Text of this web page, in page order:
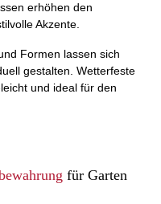
erhöhen den
Akzente.
Formen lassen sich
gestalten. Wetterfeste
und ideal für den
für Garten